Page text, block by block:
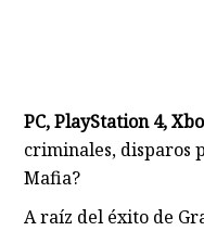
PC, PlayStation 4,
criminales, disparos
Mafia?
A raíz del éxito de